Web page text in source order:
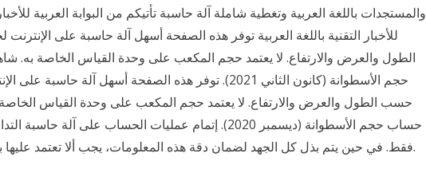
والمستجدات باللغة العربية وتغطية شاملة آلة حاسبة تأتيكم من البوابة العربية
للأخبار التقنية باللغة العربية توفر هذه الصفحة أسهل آلة حاسبة على
الطول والعرض والارتفاع. لا يعتمد حجم المكعب على وحدة القياس الخاصة به.
حجم الأسطوانة (كانون الثاني 2021). توفر هذه الصفحة أسهل آلة
حسب الطول والعرض والارتفاع. لا يعتمد حجم المكعب على وحدة القياس الخاصة
حساب حجم الأسطوانة (ديسمبر 2020). إتمام عمليات الحساب على
فقط. في حين يتم بذل كل الجهد لضمان دقة هذه المعلومات، يجب ألا تعتمد عليها بإعتبارها كاملة أو حديثة.